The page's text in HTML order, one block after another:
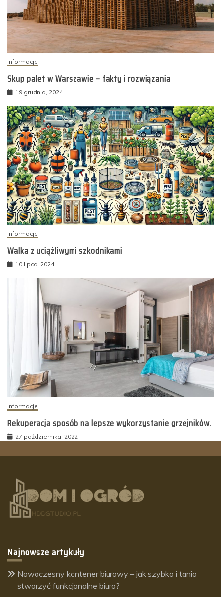
Informacje
Skup palet w Warszawie – fakty i rozwiązania
19 grudnia, 2024
Informacje
Walka z uciążliwymi szkodnikami
10 lipca, 2024
Informacje
Rekuperacja sposób na lepsze wykorzystanie grzejników.
27 października, 2022
Najnowsze artykuły
Nowoczesny kontener biurowy – jak szybko i tanio
stworzyć funkcjonalne biuro?